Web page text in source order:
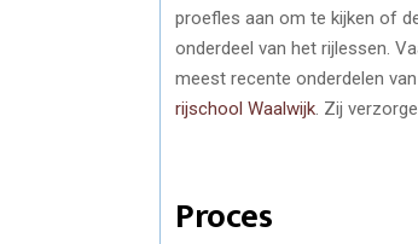
proefles aan om te kijken of
onderdeel van het rijlessen.
meest recente onderdelen
rijschool Waalwijk . Zij
Proces